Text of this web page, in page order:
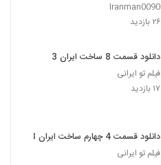
استراتژیک گفتگو کرد
Iranman0090
۲۶ بازدید
دانلود قسمت 8 ساخت ایران 3
فیلم تو ایرانی
۱۷ بازدید
دانلود قسمت 4 چهارم ساخت ایران 3
فیلم تو ایرانی